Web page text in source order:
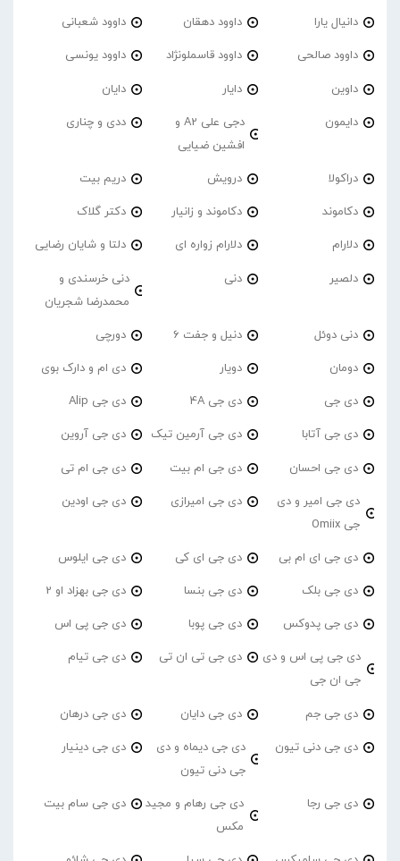
دانیال یارا داوود دهقان داوود شعبانی
داوود صالحی داوود قاسملونژاد داوود یونسی
داوین دایار دایان
دایمون
دجی علی A2 و
افشین ضیایی
ددی و چناری
دراکولا درویش دریم بیت
دکاموند دکاموند و زانیار دکتر گلاک
دلارام دلارام زواره ای دلتا و شایان رضایی
دلصیر دنی
دنی خرسندی و
محمدرضا شجریان
دنی دوئل دنیل و جفت 6 دورچی
دومان دویار دی ام و دارک بوی
دی جی دی جی 4A دی جی Alip
دی جی آتابا دی جی آرمین تیک دی جی آروین
دی جی احسان دی جی ام بیت دی جی ام تی
دی جی امیر و دی
جی Omiix
دی جی امیرازی دی جی اودین
دی جی ای ام بی دی جی ای کی دی جی ایلوس
دی جی بلک دی جی بنسا دی جی بهزاد او 2
دی جی پدوکس دی جی پوبا دی جی پی اس
دی جی پی اس و دی
جی ان جی
دی جی تی ان تی دی جی تیام
دی جی جم دی جی دایان دی جی درهان
دی جی دنی تیون
دی جی دیماه و دی
جی دنی تیون
دی جی دینیار
دی جی رجا
دی جی رهام و مجید
مکس
دی جی سام بیت